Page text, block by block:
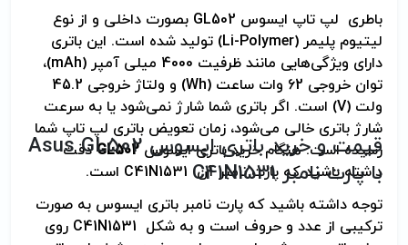
باطری لپ تاپ ایسوس GL502 بصورت داخلی و از نوع
لیتیوم پلیمر (Li-Polymer) تولید شده است. این باتری
دارای ویژگی‌هایی مانند ظرفیت 4000 میلی آمپر (
mAh)،
توان خروجی 62 وات ساعت (
Wh
) و ولتاژ خروجی 45.2
ولت (V) است. اگر باتری شما شارژ نمی‌شود یا به سرعت
شارژ باتری خالی می‌شود، زمان تعویض باتری لپ تاپ شما
رسیده است. هنگام خرید باتری ایسوسGL502دقت
داشته باشید که پارت نامبر آن C41N1531 است.
قیمت و خرید باتری ایسوسAsus GL502
با پارت نامبرC41N1531
توجه داشته باشید که پارت نامبر باتری ایسوس به صورت
ترکیبی از عدد و حروف است و به شکل C41N1531 روی